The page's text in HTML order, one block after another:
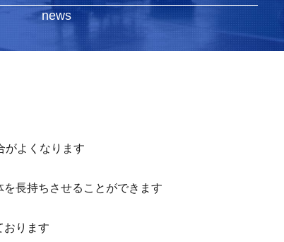
news
がよくなります
長持ちさせることができます
ります